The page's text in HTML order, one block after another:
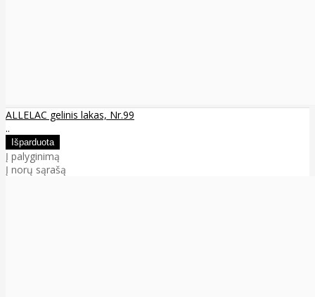
ALLELAC gelinis lakas, Nr.99
..
Į palyginimą
Į norų sąrašą